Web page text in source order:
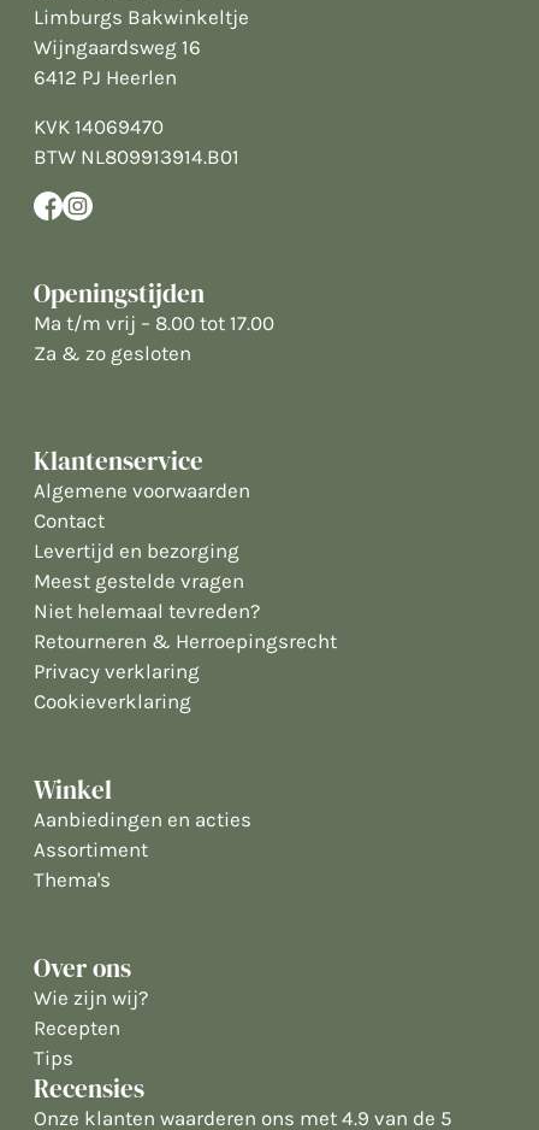
Limburgs Bakwinkeltje
Wijngaardsweg 16
6412 PJ Heerlen
KVK 14069470
BTW NL809913914.B01
Openingstijden
Ma t/m vrij – 8.00 tot 17.00
Za & zo gesloten
Klantenservice
Algemene voorwaarden
Contact
Levertijd en bezorging
Meest gestelde vragen
Niet helemaal tevreden?
Retourneren & Herroepingsrecht
Privacy verklaring
Cookieverklaring
Winkel
Aanbiedingen en acties
Assortiment
Thema's
Over ons
Wie zijn wij?
Recepten
Tips
Recensies
Onze klanten waarderen ons met 4.9 van de 5